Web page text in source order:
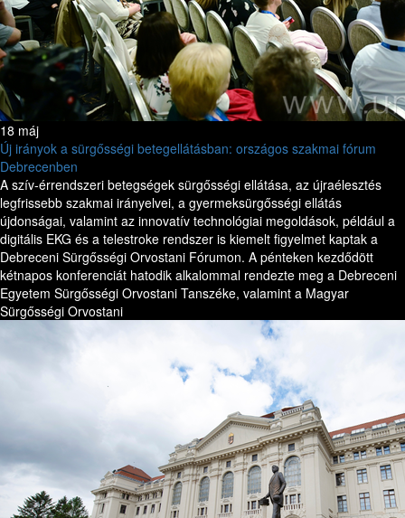
18 máj
Új irányok a sürgősségi betegellátásban: országos szakmai fórum
Debrecenben
A szív-érrendszeri betegségek sürgősségi ellátása, az újraélesztés
legfrissebb szakmai irányelvei, a gyermeksürgősségi ellátás
újdonságai, valamint az innovatív technológiai megoldások, például a
digitális EKG és a telestroke rendszer is kiemelt figyelmet kaptak a
Debreceni Sürgősségi Orvostani Fórumon. A pénteken kezdődött
kétnapos konferenciát hatodik alkalommal rendezte meg a Debreceni
Egyetem Sürgősségi Orvostani Tanszéke, valamint a Magyar
Sürgősségi Orvostani